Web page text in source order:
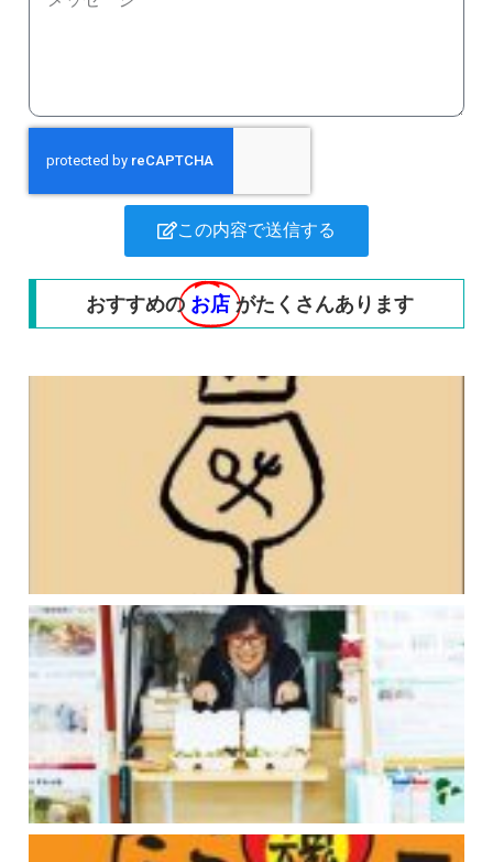
この内容で送信する
おすすめの お店 がたくさんあります